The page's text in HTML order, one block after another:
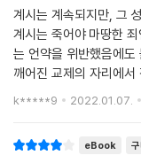
계시는 계속되지만, 그
계시는 죽어야 마땅한
는 언약을 위반했음에
깨어진 교제의 자리에
의 긍휼과 자비를 나타
k*****9 2022.01.07.
eBook